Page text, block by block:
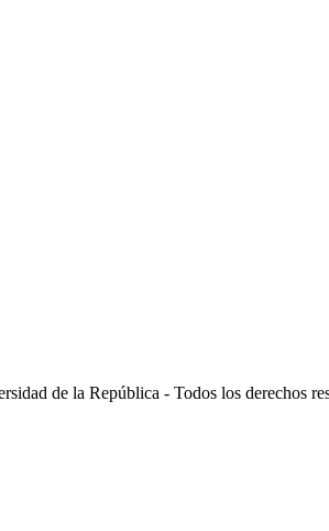
de la República - Todos los derechos